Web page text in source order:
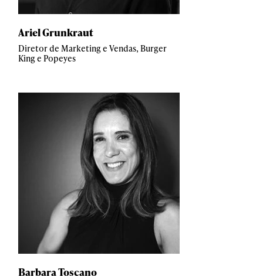
Ariel Grunkraut
Diretor de Marketing e Vendas, Burger
King e Popeyes
Barbara Toscano